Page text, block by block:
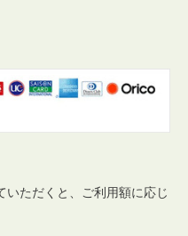
いただくと、ご利用額に応じ